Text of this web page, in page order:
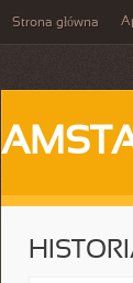
Strona główna